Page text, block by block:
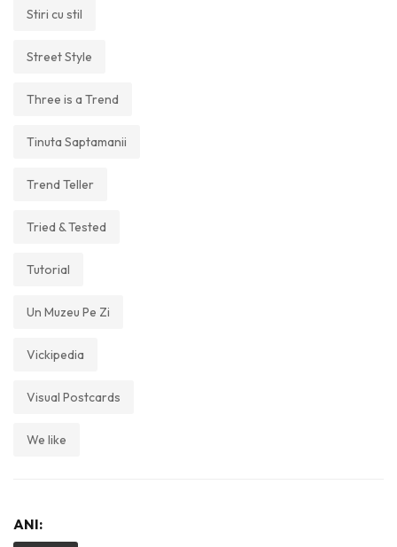
Stiri cu stil
Street Style
Three is a Trend
Tinuta Saptamanii
Trend Teller
Tried & Tested
Tutorial
Un Muzeu Pe Zi
Vickipedia
Visual Postcards
We like
ANI: